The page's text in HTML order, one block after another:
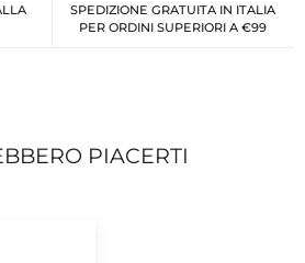
SPEDIZIONE GRATUITA IN ITALIA
PER ORDINI SUPERIORI A €99
PIACERTI